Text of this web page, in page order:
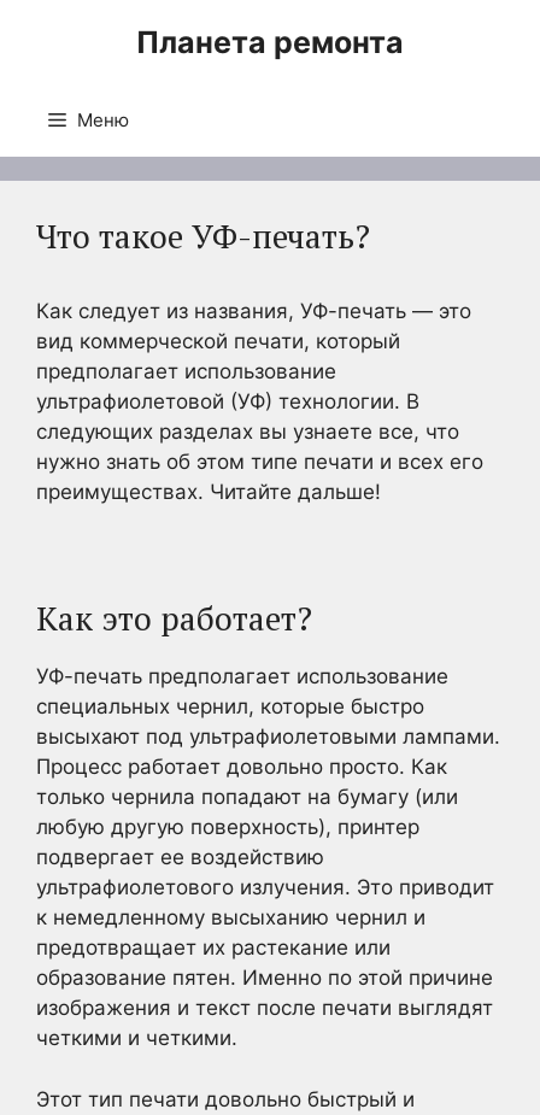
Планета ремонта
Меню
Что такое УФ-печать?
Как следует из названия, УФ-печать — это
вид коммерческой печати, который
предполагает использование
ультрафиолетовой (УФ) технологии. В
следующих разделах вы узнаете все, что
нужно знать об этом типе печати и всех его
преимуществах. Читайте дальше!
Как это работает?
УФ-печать предполагает использование
специальных чернил, которые быстро
высыхают под ультрафиолетовыми лампами.
Процесс работает довольно просто. Как
только чернила попадают на бумагу (или
любую другую поверхность), принтер
подвергает ее воздействию
ультрафиолетового излучения. Это приводит
к немедленному высыханию чернил и
предотвращает их растекание или
образование пятен. Именно по этой причине
изображения и текст после печати выглядят
четкими и четкими.
Этот тип печати довольно быстрый и